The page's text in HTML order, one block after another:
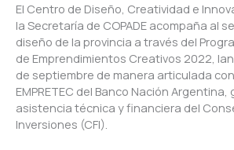
El Centro de Diseño, Creatividad e
la Secretaría de COPADE acompaña al
diseño de la provincia a través del
de Emprendimientos Creativos 2022,
de septiembre de manera articulada
EMPRETEC del Banco Nación Argentina,
asistencia técnica y financiera del
Inversiones (CFI).